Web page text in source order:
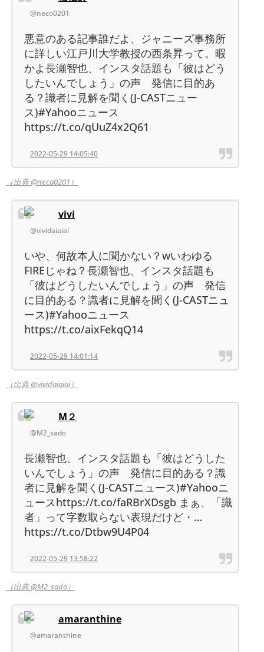
@neco0201
悪意のある記事誰だよ、ジャニーズ事務所
に詳しい江戸川大学教授の西条昇って。暇
かよ長瀬智也、インスタ話題も「彼はどう
したいんでしょう」の声 発信に目的あ
る？識者に見解を聞く(J-CASTニュー
ス)#Yahooニュース
https://t.co/qUuZ4x2Q61
2022-05-29 14:05:40
（出典 @neco0201）
vivi
@vividaiaiai
いや、何故本人に聞かない？wいわゆる
FIREじゃね？長瀬智也、インスタ話題も
「彼はどうしたいんでしょう」の声 発信
に目的ある？識者に見解を聞く(J-CASTニュ
ース)#Yahooニュース
https://t.co/aixFekqQ14
2022-05-29 14:01:14
（出典 @vividaiaiai）
M２
@M2_sado
長瀬智也、インスタ話題も「彼はどうした
いんでしょう」の声 発信に目的ある？識
者に見解を聞く(J-CASTニュース)#Yahooニ
ュースhttps://t.co/faRBrXDsgb まぁ、「識
者」って字数取らない表現だけど・…
https://t.co/Dtbw9U4P04
2022-05-29 13:58:22
（出典 @M2_sado）
amaranthine
@amaranthine